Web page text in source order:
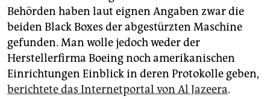
Behörden haben laut eignen Angaben zwar die
beiden Black Boxes der abgestürzten Maschine
gefunden. Man wolle jedoch weder der
Herstellerfirma Boeing noch amerikanischen
Einrichtungen Einblick in deren Protokolle geben,
berichtete das Internetportal von Al Jazeera.